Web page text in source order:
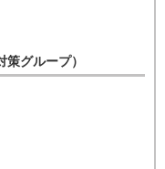
グループ）